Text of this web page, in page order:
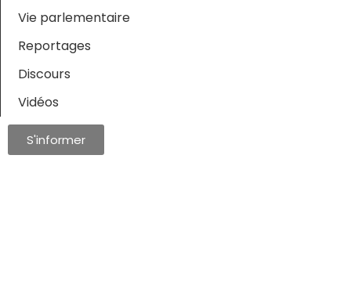
Vie parlementaire
Reportages
Discours
Vidéos
S'informer